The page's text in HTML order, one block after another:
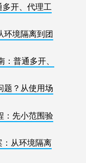
开、代理工
环境隔离到团
普通多开、
题？从使用场
：先小范围验
从环境隔离